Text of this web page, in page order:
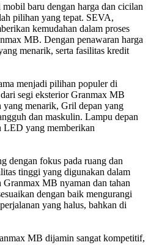
baru dengan harga dan cicilan
pilihan yang tepat. SEVA,
kemudahan dalam proses
MB. Dengan penawaran harga
menarik, serta fasilitas kredit
menjadi pilihan populer di
segi eksterior Granmax MB
menarik, Gril depan yang
dan maskulin. Lampu depan
LED yang memberikan
dengan fokus pada ruang dan
tinggi yang digunakan dalam
MB nyaman dan tahan
dengan baik mengurangi
yang halus, bahkan di
MB dijamin sangat kompetitif,